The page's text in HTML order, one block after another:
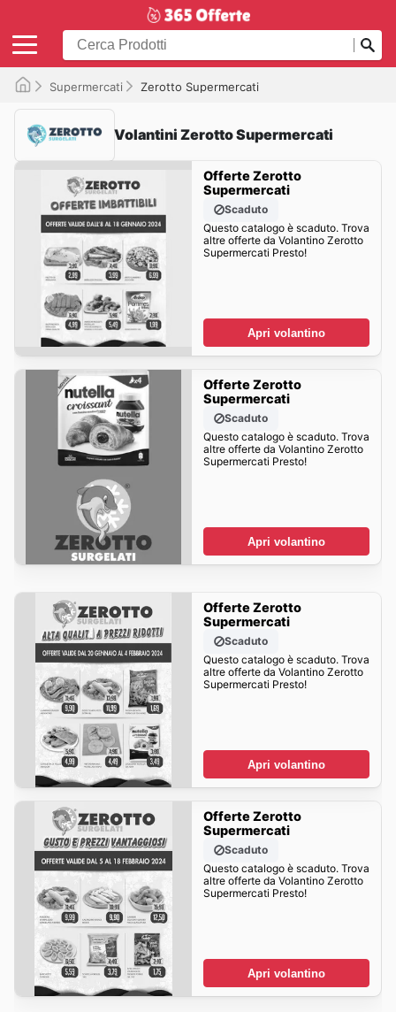
Supermercati Zerotto Supermercati
Volantini Zerotto Supermercati
Offerte Zerotto
Supermercati
Scaduto
Questo catalogo è scaduto. Trova
altre offerte da Volantino Zerotto
Supermercati Presto!
Apri volantino
Offerte Zerotto
Supermercati
Scaduto
Questo catalogo è scaduto. Trova
altre offerte da Volantino Zerotto
Supermercati Presto!
Apri volantino
Offerte Zerotto
Supermercati
Scaduto
Questo catalogo è scaduto. Trova
altre offerte da Volantino Zerotto
Supermercati Presto!
Apri volantino
Offerte Zerotto
Supermercati
Scaduto
Questo catalogo è scaduto. Trova
altre offerte da Volantino Zerotto
Supermercati Presto!
Apri volantino